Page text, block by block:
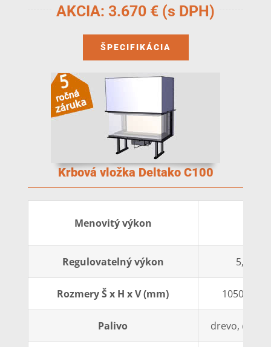
AKCIA: 3.670 € (s DPH)
ŠPECIFIKÁCIA
Krbová vložka Deltako C100
Menovitý výkon
Regulovatelný výkon 5,8-
Rozmery Š x H x V (mm) 1050 x
Palivo drevo,